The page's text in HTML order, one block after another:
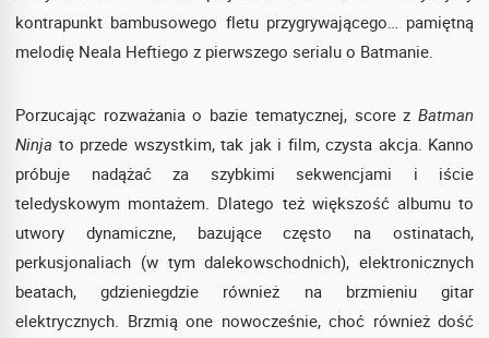
kontrapunkt bambusowego fletu przygrywającego… pamiętną
melodię Neala Heftiego z pierwszego serialu o Batmanie.
Porzucając rozważania o bazie tematycznej, score z Batman
Ninja to przede wszystkim, tak jak i film, czysta akcja. Kanno
próbuje nadążać za szybkimi sekwencjami i iście
teledyskowym montażem. Dlatego też większość albumu to
utwory dynamiczne, bazujące często na ostinatach,
perkusjonaliach (w tym dalekowschodnich), elektronicznych
beatach, gdzieniegdzie również na brzmieniu gitar
elektrycznych. Brzmią one nowocześnie, choć również dość